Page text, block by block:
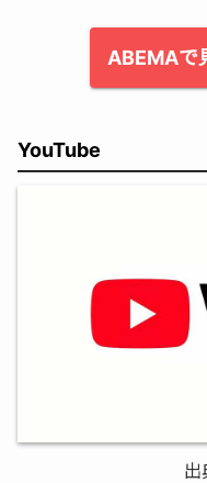
ABEMAで
YouTube
出